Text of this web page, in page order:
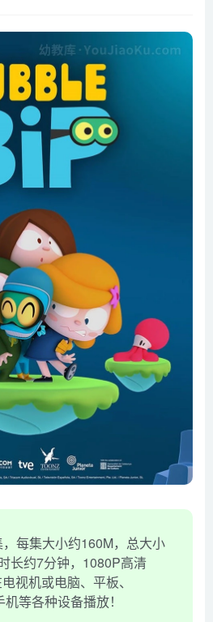
每集大小约160M，总大小
长约7分钟，1080P高清
视机或电脑、平板、
等各种设备播放！